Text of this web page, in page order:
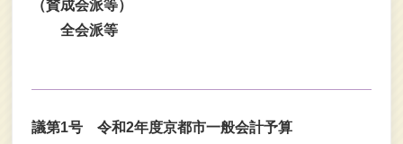
（賛成会派等）
全会派等
議第1号 令和2年度京都市一般会計予算